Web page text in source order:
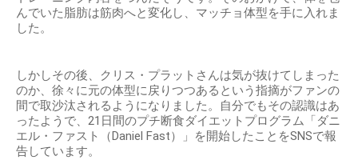
んでいた脂肪は筋肉へと変化し、マッチョ体型を手に入れま
した。
しかしその後、クリス・プラットさんは気が抜けてしまった
のか、徐々に元の体型に戻りつつあるという指摘がファンの
間で取沙汰されるようになりました。自分でもその認識はあ
ったようで、21日間のプチ断食ダイエットプログラム「ダニ
エル・ファスト（Daniel Fast）」を開始したことをSNSで報
告しています。